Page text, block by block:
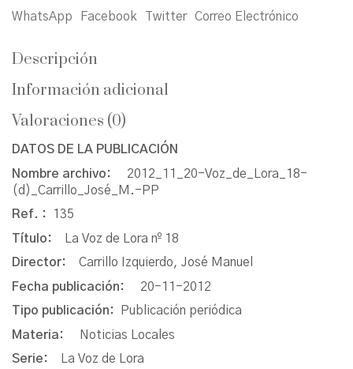
WhatsApp Facebook Twitter Correo Electrónico
Descripción
Información adicional
Valoraciones (0)
DATOS DE LA PUBLICACIÓN
Nombre archivo: 2012_11_20-Voz_de_Lora_18-
(d)_Carrillo_José_M.-PP
Ref. :
135
Título:
La Voz de Lora nº 18
Director: Carrillo Izquierdo, José Manuel
Fecha publicación: 20-11-2012
Tipo publicación:
Publicación periódica
Materia:
Noticias Locales
Serie:
La Voz de Lora